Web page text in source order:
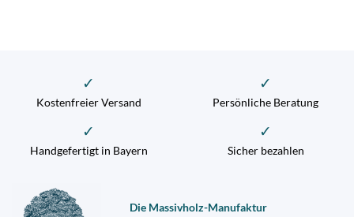
✓
Kostenfreier Versand
✓
Persönliche Beratung
✓
Handgefertigt in Bayern
✓
Sicher bezahlen
Die Massivholz-Manufaktur